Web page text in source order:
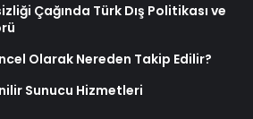
Çağında Türk Dış Politikası ve
Olarak Nereden Takip Edilir?
Sunucu Hizmetleri